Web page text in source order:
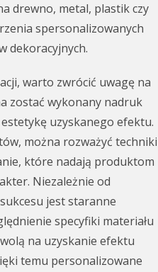
drewno, metal, plastik czy
spersonalizowanych
dekoracyjnych.
warto zwrócić uwagę na
zostać wykonany nadruk
uzyskanego efektu.
można rozważyć techniki
które nadają produktom
Niezależnie od
jest staranne
specyfiki materiału
na uzyskanie efektu
temu personalizowane